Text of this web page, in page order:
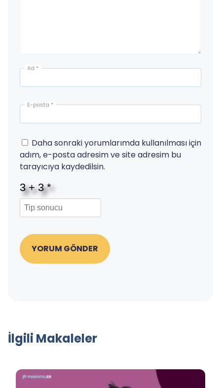
Ad *
E-posta *
Daha sonraki yorumlarımda kullanılması için
adım, e-posta adresim ve site adresim bu
tarayıcıya kaydedilsin.
YORUM GÖNDER
İlgili Makaleler